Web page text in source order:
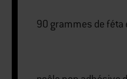
90 grammes